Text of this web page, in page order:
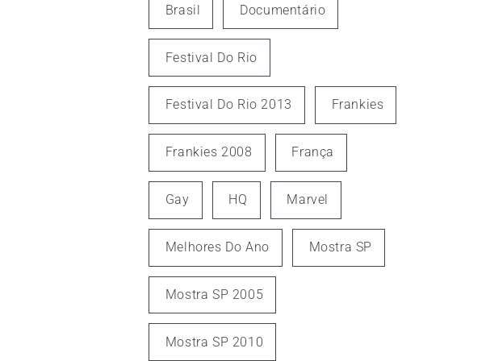
Brasil Documentário
Festival Do Rio
Festival Do Rio 2013 Frankies
Frankies 2008 França
Gay HQ Marvel
Melhores Do Ano Mostra SP
Mostra SP 2005
Mostra SP 2010